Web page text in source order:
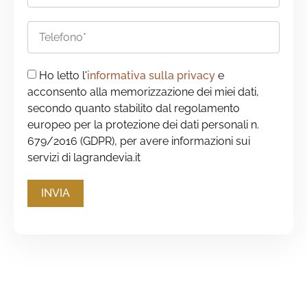
Ho letto l'informativa sulla privacy e
acconsento alla memorizzazione dei miei dati,
secondo quanto stabilito dal regolamento
europeo per la protezione dei dati personali n.
679/2016 (GDPR), per avere informazioni sui
servizi di lagrandevia.it
INVIA